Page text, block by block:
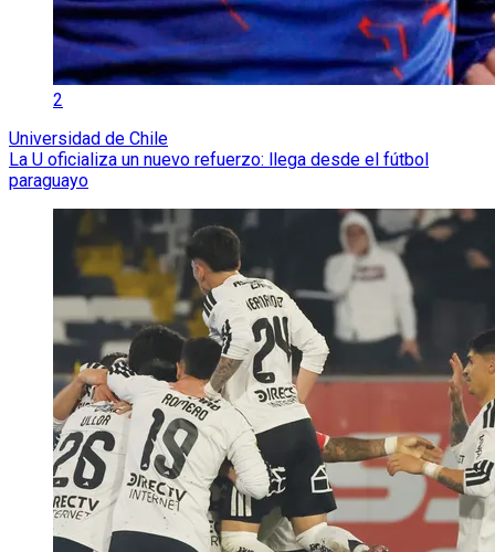
2
Universidad de Chile
La U oficializa un nuevo refuerzo: llega desde el fútbol
paraguayo